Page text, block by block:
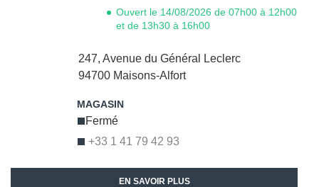
247, Avenue du Général Leclerc
94700 Maisons-Alfort
+33 1 41 79 42 93
Fermé
Ouvert le 14/08/2026 de 07h00 à 12h00
et de 13h30 à 16h00
EN SAVOIR PLUS